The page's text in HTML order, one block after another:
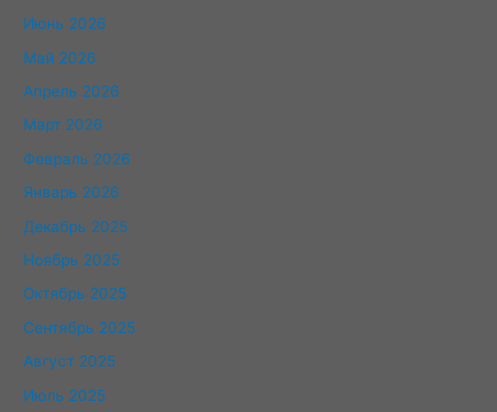
Июнь 2026
Май 2026
Апрель 2026
Март 2026
Февраль 2026
Январь 2026
Декабрь 2025
Ноябрь 2025
Октябрь 2025
Сентябрь 2025
Август 2025
Июль 2025